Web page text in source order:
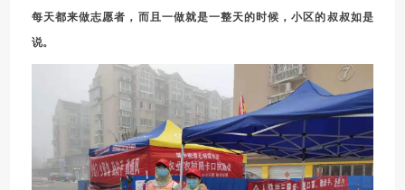
每天都来做志愿者，而且一做就是一整天的时候，小区的叔叔如是
说。